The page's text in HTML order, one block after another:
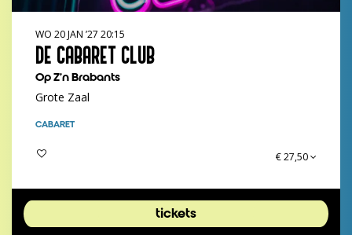
DE CABARET CLUB
Op Z'n Brabants
WO 20 JAN ’27 20:15
Grote Zaal
CABARET
€ 27,50
tickets